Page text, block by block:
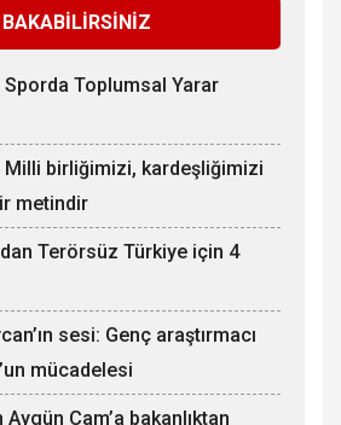
Sporda Toplumsal Yarar
Milli birliğimizi, kardeşliğimizi
metindir
Terörsüz Türkiye için 4
sesi: Genç araştırmacı
mücadelesi
Aygün Çam’a bakanlıktan